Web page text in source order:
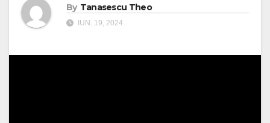
By Tanasescu Theo
IUN. 19, 2024